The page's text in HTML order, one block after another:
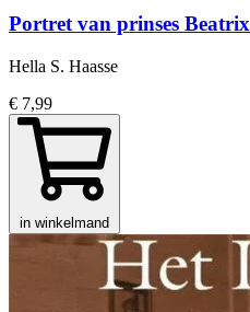
Portret van prinses Beatrix
Hella S. Haasse
€ 7,99
in winkelmand